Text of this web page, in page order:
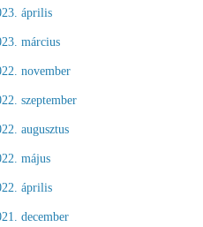
április
március
november
szeptember
augusztus
május
április
december